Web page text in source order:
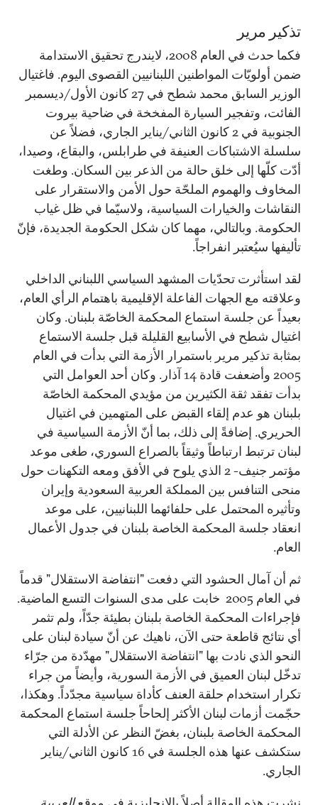
تذكير مرير
فكما حدث في العام 2008، لايندرج تحقيق الاستدامة
ضمن أولويّات المواطنين اللبنانيين القصوى اليوم. فاغتيال
الوزير السابق محمد شطح في 27 كانون الأول/ديسمبر
الفائت، وتفجير السيارة المفخخة في ضاحية بيروت
الجنوبية في 2 كانون الثاني/يناير الجاري، فضلاً عن
سلسلة الاشتباكات العنيفة في طرابلس، والبقاع، وصيدا،
أدّت كلّها إلى خلق حالة من الذعر بين السكان. وطغت
المخاوف والهموم الملحّة حول الأمن والاستقرار على
النقاشات والخيارات السياسية، ولاسيّما في ظل غياب
الحكومة. وبالتالي، مهما كان شكل الحكومة الجديدة، فإنّ
تأليفها سيُعتبر انفراجاً.
لقد استأثرت تحدّيات المشهد السياسي اللبناني الداخلي
وعلاقته مع الجهات الفاعلة الإقليمية باهتمام الرأي العام،
بعيداً عن جلسة استماع المحكمة الخاصّة بلبنان. وكان
اغتيال شطح في الأسابيع القليلة قبل جلسة الاستماع
بمثابة تذكير مرير باستمرار الأزمة التي بدأت في العام
2005 وأضعفت قادة 14 آذار. وكان أحد العوامل التي
بدأت تفقد ثقة الكثيرين من مؤيدي المحكمة الخاصّة
بلبنان هو عدم إلقاء القبض على المتهمين في اغتيال
الحريري. إضافةً إلى ذلك، بما أنّ الأزمة السياسية في
لبنان ترتبط ارتباطاً وثيقاً بالصراع السوري، طغى موعد
مؤتمر جنيف- 2 الذي يلوح في الأفق ومعه التكهنات حول
منحى التنافس بين المملكة العربية السعودية وإيران
وتأثيره المحتمل على حلفائهما اللبنانيين، على موعد
انعقاد جلسة المحكمة الخاصة بلبنان في جدول الأعمال
العام.
ثم أن آمال الحشود التي دفعت "انتفاضة الاستقلال" قدماً
في العام 2005 خابت على مدى السنوات التسع الماضية.
فإجراءات المحكمة الخاصة بلبنان بطيئة جدّاً، ولم تثمر
أي نتائج قاطعة حتى الآن، ناهيك عن أنّ سيادة لبنان على
النحو الذي نادت بها "انتفاضة الاستقلال" مهدّدة من جرّاء
تدخّل لبنان العميق في الأزمة السورية، وأيضاً من جراء
تكرار استخدام حلقة العنف كأداة سياسية مجدّداً. وهكذا،
حجّمت أزمات لبنان الأكثر إلحاحاً جلسة استماع المحكمة
المحكمة الخاصة بلبنان، بغضّ النظر عن الأدلة التي
ستكشف عنها هذه الجلسة في 16 كانون الثاني/يناير
الجاري.